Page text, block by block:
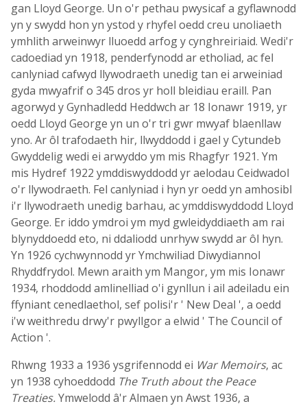
gan Lloyd George. Un o'r pethau pwysicaf a gyflawnodd
yn y swydd hon yn ystod y rhyfel oedd creu unoliaeth
ymhlith arweinwyr lluoedd arfog y cynghreiriaid. Wedi'r
cadoediad yn 1918, penderfynodd ar etholiad, ac fel
canlyniad cafwyd llywodraeth unedig tan ei arweiniad
gyda mwyafrif o 345 dros yr holl bleidiau eraill. Pan
agorwyd y Gynhadledd Heddwch ar 18 Ionawr 1919, yr
oedd Lloyd George yn un o'r tri gwr mwyaf blaenllaw
yno. Ar ôl trafodaeth hir, llwyddodd i gael y Cytundeb
Gwyddelig wedi ei arwyddo ym mis Rhagfyr 1921. Ym
mis Hydref 1922 ymddiswyddodd yr aelodau Ceidwadol
o'r llywodraeth. Fel canlyniad i hyn yr oedd yn amhosibl
i'r llywodraeth unedig barhau, ac ymddiswyddodd Lloyd
George. Er iddo ymdroi ym myd gwleidyddiaeth am rai
blynyddoedd eto, ni ddaliodd unrhyw swydd ar ôl hyn.
Yn 1926 cychwynnodd yr Ymchwiliad Diwydiannol
Rhyddfrydol. Mewn araith ym Mangor, ym mis Ionawr
1934, rhoddodd amlinelliad o'i gynllun i ail adeiladu ein
ffyniant cenedlaethol, sef polisi'r ' New Deal ', a oedd
i'w weithredu drwy'r pwyllgor a elwid ' The Council of
Action '.
Rhwng 1933 a 1936 ysgrifennodd ei War Memoirs, ac
yn 1938 cyhoeddodd The Truth about the Peace
Treaties.Ymwelodd â'r Almaen yn Awst 1936, a